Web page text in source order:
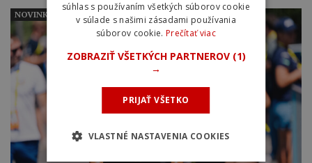
NOVINKY
súhlas s používaním všetkých súborov cookie
v súlade s našimi zásadami používania
súborov cookie. Prečítať viac
ZOBRAZIŤ VŠETKÝCH PARTNEROV (1)
→
PRIJAŤ VŠETKO
VLASTNÉ NASTAVENIA COOKIES